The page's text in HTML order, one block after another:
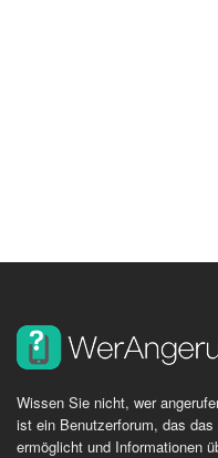
Wissen Sie nicht, wer
ist ein Benutzerforum, das
ermöglicht und Informationen